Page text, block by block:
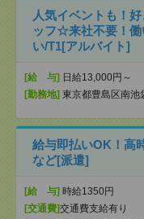
人気イベントも！
ッフ☆来社不要！働
い/T1[アルバイト]
[給 与] 日給13,000円～
[勤務地] 東京都豊島区南池
給与即払いOK！高
など[派遣]
[給 与] 時給1350円
[交通費]交通費支給有り